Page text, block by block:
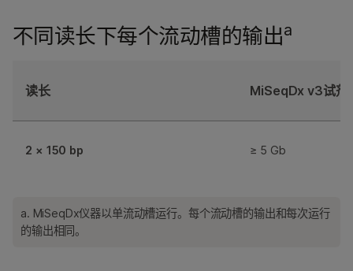
不同读长下每个流动槽的输出a
读长 MiSeqDx v3试剂
2 × 150 bp ≥ 5 Gb
a. MiSeqDx仪器以单流动槽运行。每个流动槽的输出和每次运行
的输出相同。